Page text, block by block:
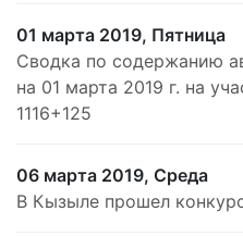
01 марта 2019, Пятница
Сводка по содержанию
на 01 марта 2019 г. на
1116+125
06 марта 2019, Среда
В Кызыле прошел